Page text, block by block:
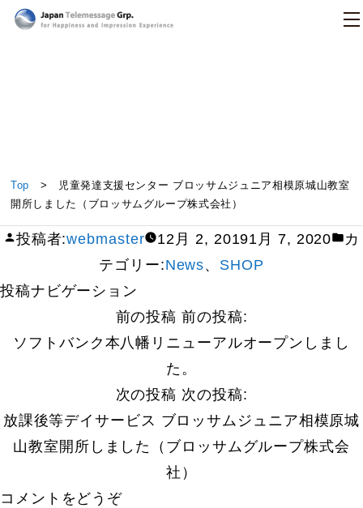
児童発達支援センター ブロッサムジュニア相模原城
山教室開所しました（ブロッサムグループ株式会
社）
Top > 児童発達支援センター ブロッサムジュニア相模原城山教室
開所しました（ブロッサムグループ株式会社）
投稿者:webmaster 12月 2, 20191月 7, 2020
カ
テゴリー:News、 SHOP
投稿ナビゲーション
前の投稿 前の投稿:
ソフトバンク本八幡リニューアルオープンしまし
た。
次の投稿 次の投稿:
放課後等デイサービス ブロッサムジュニア相模原城
山教室開所しました（ブロッサムグループ株式会
社）
コメントをどうぞ